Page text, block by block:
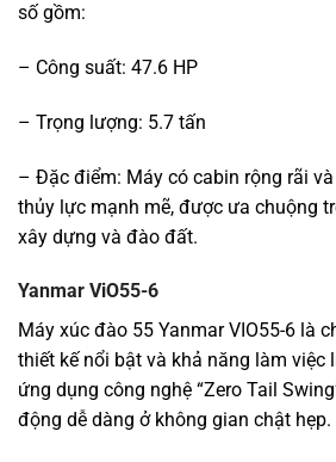
số gồm:
– Công suất: 47.6 HP
– Trọng lượng: 5.7 tấn
– Đặc điểm: Máy có cabin rộng rãi
thủy lực mạnh mẽ, được ưa chuộng
xây dựng và đào đất.
Yanmar ViO55-6
Máy xúc đào 55 Yanmar VIO55-6 là
thiết kế nổi bật và khả năng làm việc
ứng dụng công nghệ “Zero Tail
động dễ dàng ở không gian chật